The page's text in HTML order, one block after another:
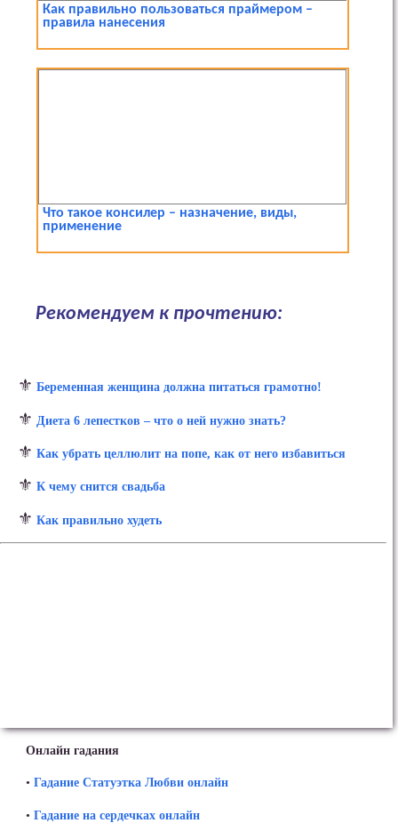
Как правильно пользоваться праймером –
правила нанесения
Что такое консилер – назначение, виды,
применение
Рекомендуем к прочтению:
⚜ Беременная женщина должна питаться грамотно!
⚜ Диета 6 лепестков – что о ней нужно знать?
⚜ Как убрать целлюлит на попе, как от него избавиться
⚜ К чему снится свадьба
⚜ Как правильно худеть
Онлайн гадания
• Гадание Статуэтка Любви онлайн
• Гадание на сердечках онлайн